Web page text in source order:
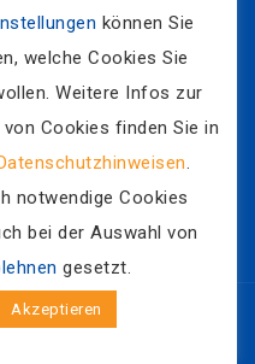
Hackenheim e.V. Alle
können Sie
welche Cookies Sie
Weitere Infos zur
Cookies finden Sie in
.
notwendige Cookies
bei der Auswahl von
gesetzt.
Akzeptieren